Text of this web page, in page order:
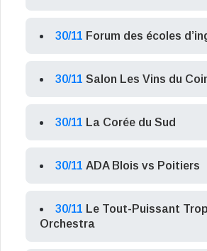
30/11 Forum des écoles
30/11 Salon Les Vins du
30/11 La Corée du Sud
30/11 ADA Blois vs Poitiers
30/11 Le Tout-Puissant
Orchestra